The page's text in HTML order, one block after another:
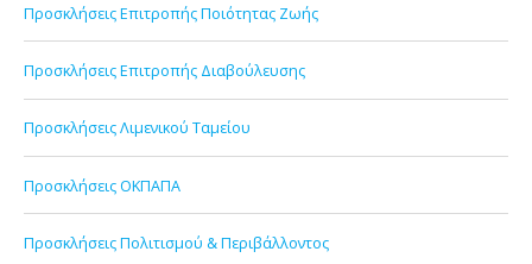
Προσκλήσεις Επιτροπής Ποιότητας Ζωής
Προσκλήσεις Επιτροπής Διαβούλευσης
Προσκλήσεις Λιμενικού Ταμείου
Προσκλήσεις ΟΚΠΑΠΑ
Προσκλήσεις Πολιτισμού & Περιβάλλοντος